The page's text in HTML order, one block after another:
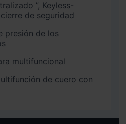
”, Keyless-
sin cierre de seguridad
presión de los
multifuncional
de cuero con